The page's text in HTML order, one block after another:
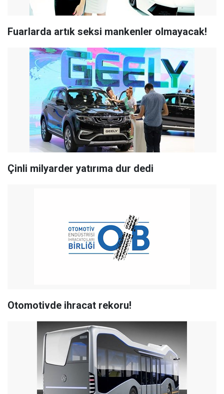
Fuarlarda artık seksi mankenler olmayacak!
Çinli milyarder yatırıma dur dedi
Otomotivde ihracat rekoru!